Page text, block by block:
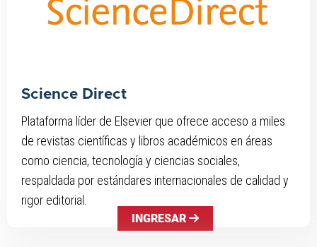
Science Direct
Plataforma líder de Elsevier que ofrece acceso a miles
de revistas científicas y libros académicos en áreas
como ciencia, tecnología y ciencias sociales,
respaldada por estándares internacionales de calidad y
rigor editorial.
INGRESAR